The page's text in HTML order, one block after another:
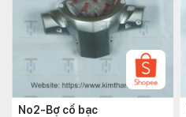
No2-Bợ cổ bạc